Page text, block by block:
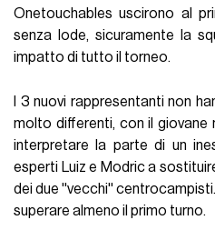
Onetouchables uscirono al
senza lode, sicuramente la
impatto di tutto il torneo.
I 3 nuovi rappresentanti non
molto differenti, con il giovane
interpretare la parte di un
esperti Luiz e Modric a
dei due ''vecchi''
superare almeno il primo turno.